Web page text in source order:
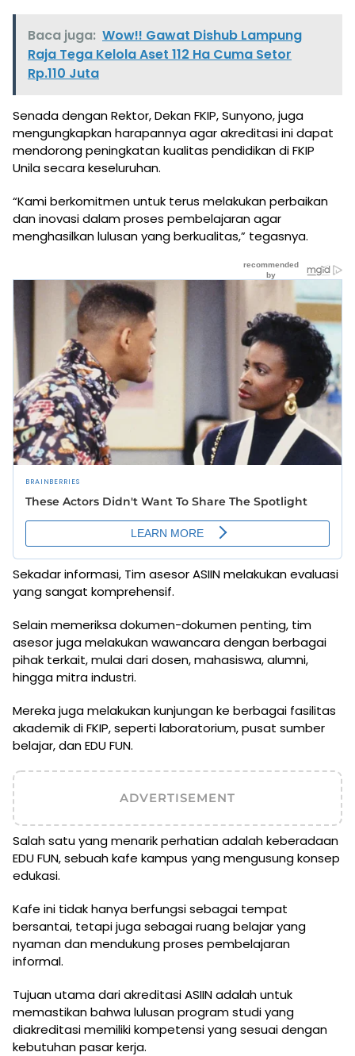
Baca juga: Wow!! Gawat Dishub Lampung
Raja Tega Kelola Aset 112 Ha Cuma Setor
Rp.110 Juta
Senada dengan Rektor, Dekan FKIP, Sunyono, juga
mengungkapkan harapannya agar akreditasi ini dapat
mendorong peningkatan kualitas pendidikan di FKIP
Unila secara keseluruhan.
“Kami berkomitmen untuk terus melakukan perbaikan
dan inovasi dalam proses pembelajaran agar
menghasilkan lulusan yang berkualitas,” tegasnya.
Sekadar informasi, Tim asesor ASIIN melakukan evaluasi
yang sangat komprehensif.
Selain memeriksa dokumen-dokumen penting, tim
asesor juga melakukan wawancara dengan berbagai
pihak terkait, mulai dari dosen, mahasiswa, alumni,
hingga mitra industri.
Mereka juga melakukan kunjungan ke berbagai fasilitas
akademik di FKIP, seperti laboratorium, pusat sumber
belajar, dan EDU FUN.
ADVERTISEMENT
Salah satu yang menarik perhatian adalah keberadaan
EDU FUN, sebuah kafe kampus yang mengusung konsep
edukasi.
Kafe ini tidak hanya berfungsi sebagai tempat
bersantai, tetapi juga sebagai ruang belajar yang
nyaman dan mendukung proses pembelajaran
informal.
Tujuan utama dari akreditasi ASIIN adalah untuk
memastikan bahwa lulusan program studi yang
diakreditasi memiliki kompetensi yang sesuai dengan
kebutuhan pasar kerja.